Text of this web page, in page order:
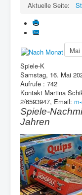
Kontakte
Presse
Aktuelle Seite:
Spiele-K
Samstag, 16. Mai
Aufrufe : 742
Kontakt Martina
2/6593947, Email:
Spiele-
Jahren